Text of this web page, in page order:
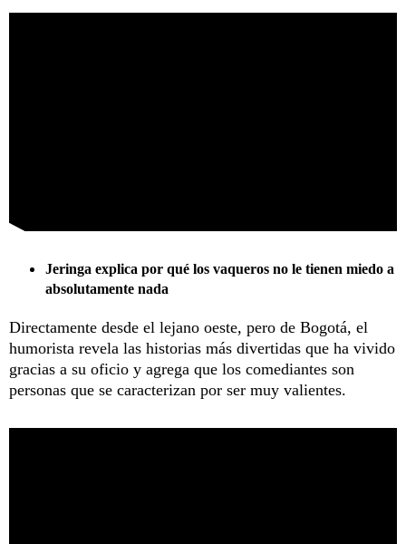
Jeringa explica por qué los vaqueros no le tienen miedo a
absolutamente nada
Directamente desde el lejano oeste, pero de Bogotá, el
humorista revela las historias más divertidas que ha vivido
gracias a su oficio y agrega que los comediantes son
personas que se caracterizan por ser muy valientes.